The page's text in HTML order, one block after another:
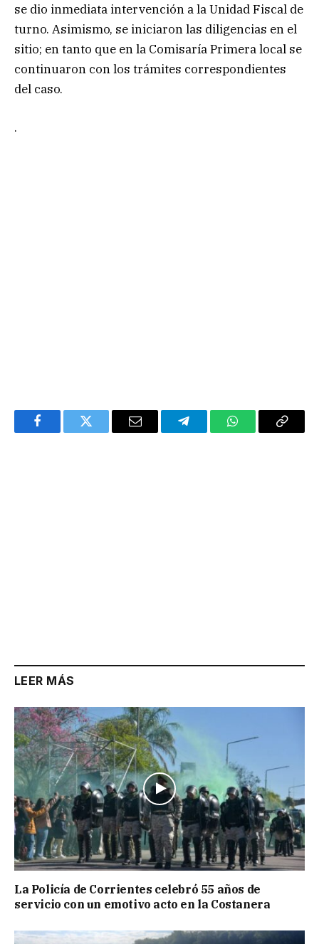
se dio inmediata intervención a la Unidad Fiscal de
turno. Asimismo, se iniciaron las diligencias en el
sitio; en tanto que en la Comisaría Primera local se
continuaron con los trámites correspondientes
del caso.
.
FacebookTwitter Email TelegramWhatsAppCopy
LEER MÁS
La Policía de Corrientes celebró 55 años de
servicio con un emotivo acto en la Costanera